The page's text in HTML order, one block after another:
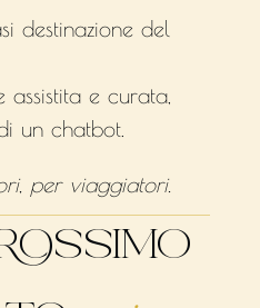
destinazione del
assistita e curata,
un chatbot.
per viaggiatori.